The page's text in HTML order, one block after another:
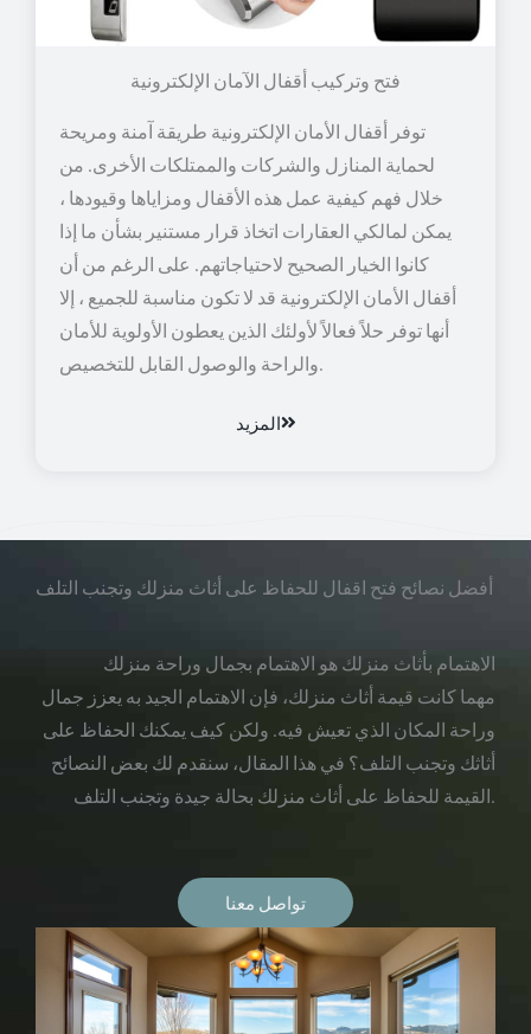
توفر أقفال الأمان الإلكترونية طريقة آمنة ومريحة
لحماية المنازل والشركات والممتلكات الأخرى. من
خلال فهم كيفية عمل هذه الأقفال ومزاياها وقيودها ،
يمكن لمالكي العقارات اتخاذ قرار مستنير بشأن ما إذا
كانوا الخيار الصحيح لاحتياجاتهم. على الرغم من أن
أقفال الأمان الإلكترونية قد لا تكون مناسبة للجميع ، إلا
أنها توفر حلاً فعالاً لأولئك الذين يعطون الأولوية للأمان
والراحة والوصول القابل للتخصيص.
المزيد
أفضل نصائح فتح اقفال للحفاظ على أثاث منزلك وتجنب التلف
الاهتمام بأثاث منزلك هو الاهتمام بجمال وراحة منزلك
مهما كانت قيمة أثاث منزلك، فإن الاهتمام الجيد به يعزز جمال
وراحة المكان الذي تعيش فيه. ولكن كيف يمكنك الحفاظ على
أثاثك وتجنب التلف؟ في هذا المقال، سنقدم لك بعض النصائح
القيمة للحفاظ على أثاث منزلك بحالة جيدة وتجنب التلف.
تواصل معنا